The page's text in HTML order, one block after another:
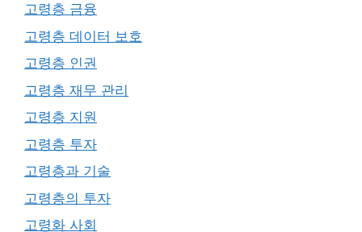
고령층 금융
고령층 데이터 보호
고령층 인권
고령층 재무 관리
고령층 지원
고령층 투자
고령층과 기술
고령층의 투자
고령화 사회